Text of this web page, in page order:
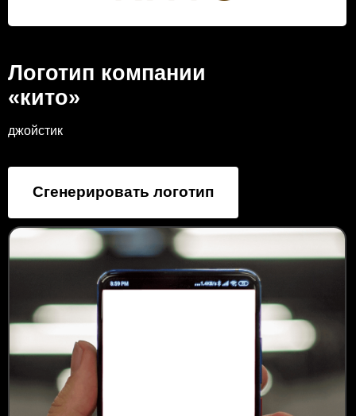
Логотип компании
«кито»
джойстик
Сгенерировать логотип